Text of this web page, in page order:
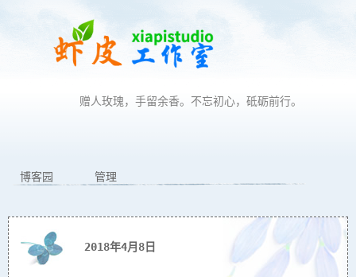
赠人玫瑰，手留余香。不忘初心，砥砺前行。
博客园 管理
2018年4月8日